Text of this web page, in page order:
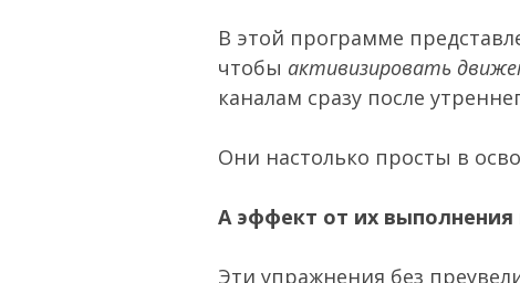
В этой программе
чтобы активизировать
каналам сразу после
Они настолько просты в
А эффект от их
Эти упражнения без